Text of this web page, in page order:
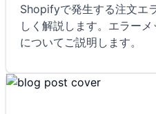
Shopifyで発生する注文エ
しく解説します。エラー
についてご説明します。